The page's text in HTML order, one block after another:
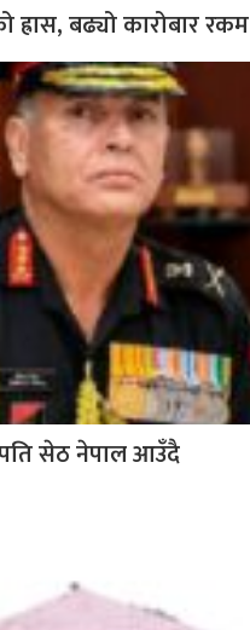
ह्रास, बढ्यो कारोबार रकम
सेठ नेपाल आउँदै